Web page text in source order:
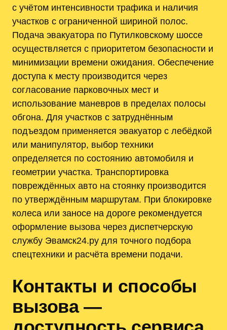
с учётом интенсивности трафика и наличия
участков с ограниченной шириной полос.
Подача эвакуатора по Путилковскому шоссе
осуществляется с приоритетом безопасности и
минимизации времени ожидания. Обеспечение
доступа к месту производится через
согласование парковочных мест и
использование маневров в пределах полосы
обгона. Для участков с затруднённым
подъездом применяется эвакуатор с лебёдкой
или манипулятор, выбор техники
определяется по состоянию автомобиля и
геометрии участка. Транспортировка
повреждённых авто на стоянку производится
по утверждённым маршрутам. При блокировке
колеса или заносе на дороге рекомендуется
оформление вызова через диспетчерскую
службу Эвамск24.ру для точного подбора
спецтехники и расчёта времени подачи.
Контакты и способы
вызова —